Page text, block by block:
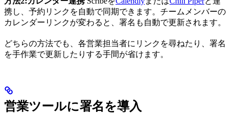
携し、予約リンクを自動で同期できます。チームメンバーの
カレンダーリンクが変わると、署名も自動で更新されます。
どちらの方法でも、各営業担当者にリンクを尋ねたり、署名
を手作業で更新したりする手間が省けます。
営業ツールに署名を導入